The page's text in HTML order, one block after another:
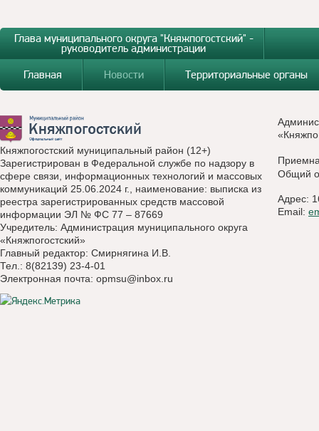
Глава муниципального округа "Княжпогостский" -
руководитель администрации
Главная
Новости Территориальные органы
Княжпогостский муниципальный район (12+)
Зарегистрирован в Федеральной службе по надзору в
сфере связи, информационных технологий и массовых
коммуникаций 25.06.2024 г., наименование: выписка из
реестра зарегистрированных средств массовой
информации ЭЛ № ФС 77 – 87669
Учредитель: Администрация муниципального округа
«Княжпогостский»
Главный редактор: Смирнягина И.В.
Тел.: 8(82139) 23-4-01
Электронная почта: opmsu@inbox.ru
Общий
Адрес:
Email: